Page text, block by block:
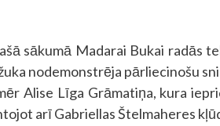
sākumā Madarai Bukai radās
nodemonstrēja pārliecinošu
Alise Līga Grāmatiņa, kura
arī Gabriellas Štelmaheres